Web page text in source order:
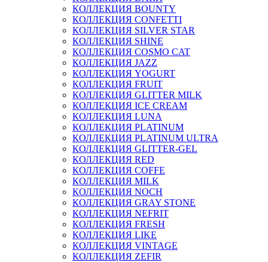
КОЛЛЕКЦИЯ BOUNTY
КОЛЛЕКЦИЯ CONFETTI
КОЛЛЕКЦИЯ SILVER STAR
КОЛЛЕКЦИЯ SHINE
КОЛЛЕКЦИЯ COSMO CAT
КОЛЛЕКЦИЯ JAZZ
КОЛЛЕКЦИЯ YOGURT
КОЛЛЕКЦИЯ FRUIT
КОЛЛЕКЦИЯ GLITTER MILK
КОЛЛЕКЦИЯ ICE CREAM
КОЛЛЕКЦИЯ LUNA
КОЛЛЕКЦИЯ PLATINUM
КОЛЛЕКЦИЯ PLATINUM ULTRA
КОЛЛЕКЦИЯ GLITTER-GEL
КОЛЛЕКЦИЯ RED
КОЛЛЕКЦИЯ COFFE
КОЛЛЕКЦИЯ MILK
КОЛЛЕКЦИЯ NOCH
КОЛЛЕКЦИЯ GRAY STONE
КОЛЛЕКЦИЯ NEFRIT
КОЛЛЕКЦИЯ FRESH
КОЛЛЕКЦИЯ LIKE
КОЛЛЕКЦИЯ VINTAGE
КОЛЛЕКЦИЯ ZEFIR